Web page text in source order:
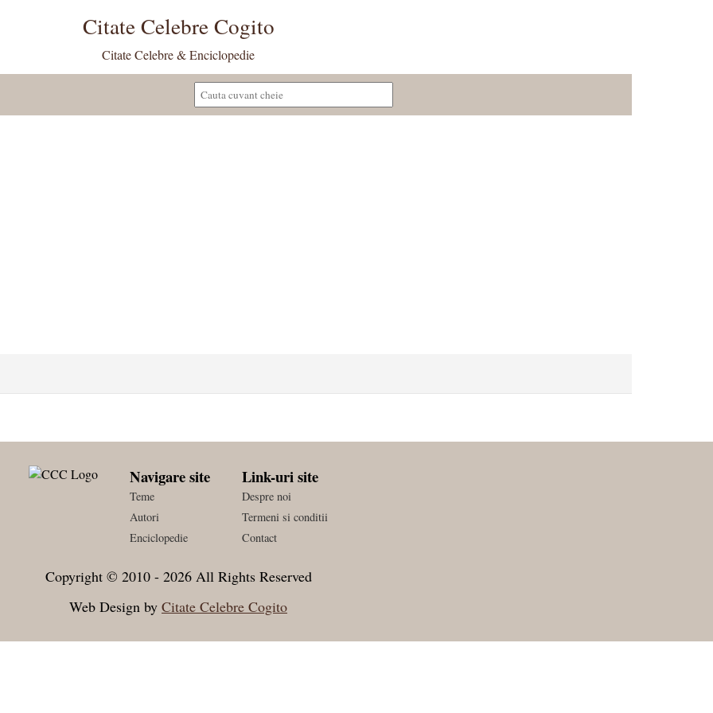
Citate Celebre Cogito
Citate Celebre & Enciclopedie
Navigare site
Teme
Autori
Enciclopedie
Link-uri site
Despre noi
Termeni si conditii
Contact
Copyright © 2010 - 2026 All Rights Reserved
Web Design by Citate Celebre Cogito